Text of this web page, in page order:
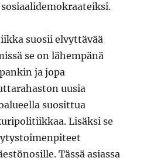
suosii elvyttävää
se on lähempänä
ja jopa
uusia
suosittua
Lisäksi se
Tässä asiassa